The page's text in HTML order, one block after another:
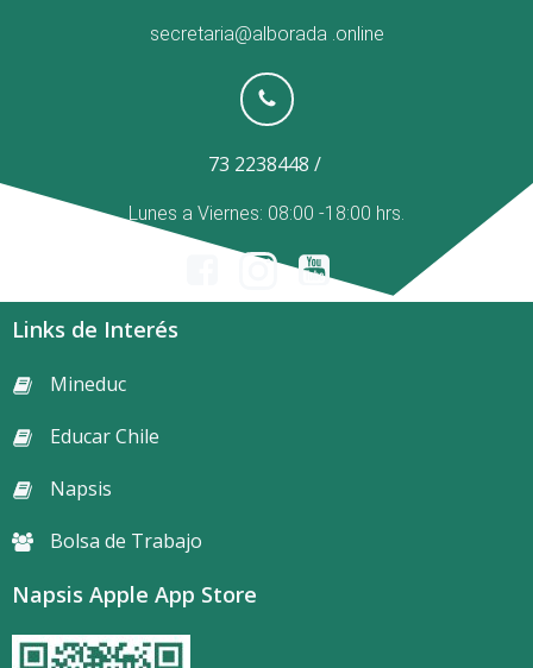
secretaria@alborada .online
73 2238448 /
Lunes a Viernes: 08:00 -18:00 hrs.
Links de Interés
Mineduc
Educar Chile
Napsis
Bolsa de Trabajo
Napsis Apple App Store